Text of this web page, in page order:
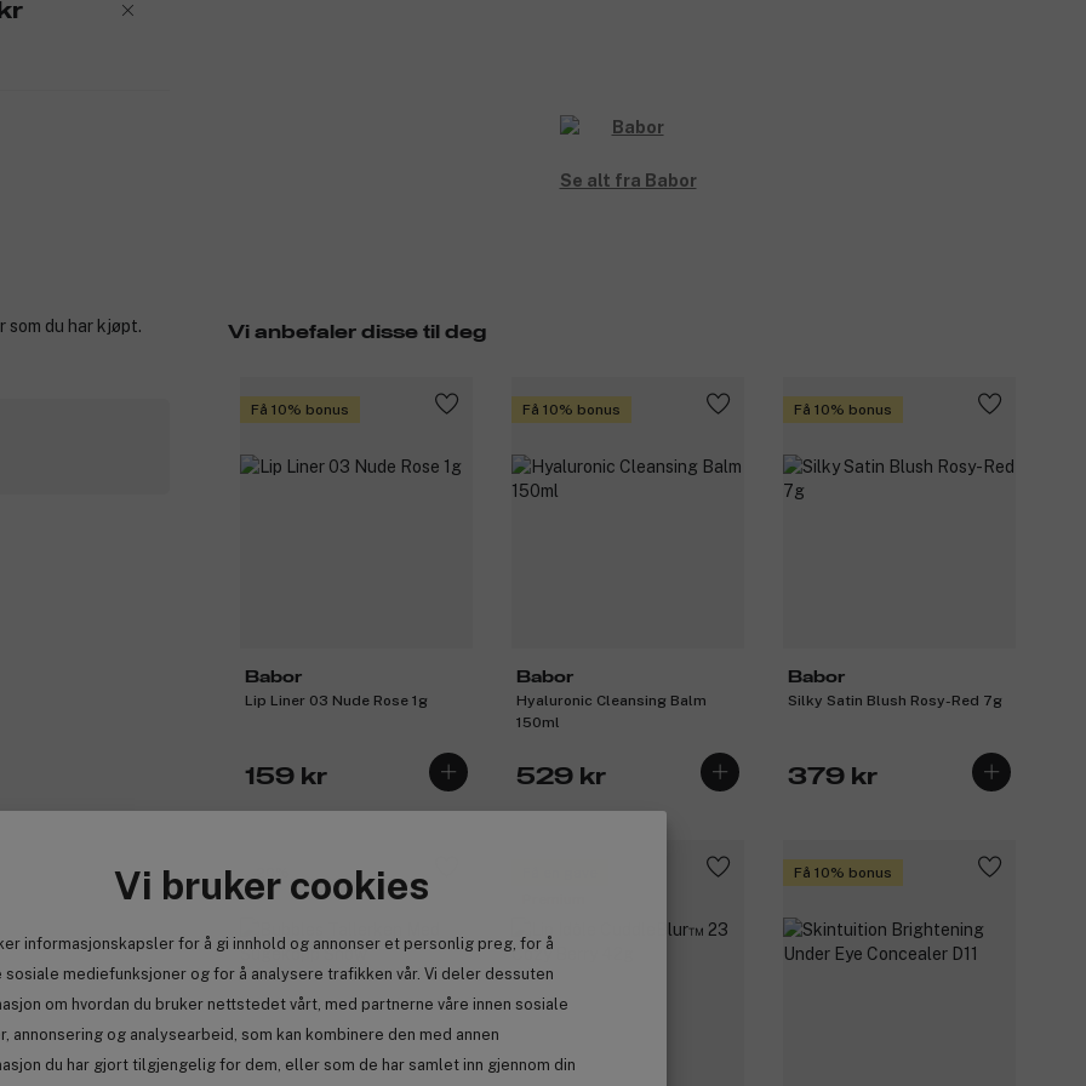
Vi bruker cookies
informasjonskapsler for å gi innhold og annonser et personlig preg, for å
sosiale mediefunksjoner og for å analysere trafikken vår. Vi deler dessuten
om hvordan du bruker nettstedet vårt, med partnerne våre innen sosiale
annonsering og analysearbeid, som kan kombinere den med annen
du har gjort tilgjengelig for dem, eller som de har samlet inn gjennom din
Se alt fra Babor
Vi anbefaler disse til deg
Få 10% bonus
Babor
Lip Liner 03 Nude Rose 1g
159 kr
Få 10% bonus
Babor
Hyaluronic Cleansing Balm
150ml
529 kr
Få 10% bonus
Babor
Silky Satin Blush Rosy-Red 7g
379 kr
Få 10% bonus
du har kjøpt.